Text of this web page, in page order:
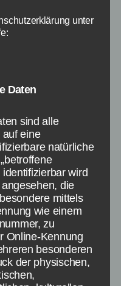
Bayern
im Champions
um 20:45 Uhr
Nachfolgend
Bayern München,Donezk
unter
Daten
sind alle
eine
natürliche
wird
die
mittels
wie einem
zu
Online-Kennung
besonderen
der physischen,